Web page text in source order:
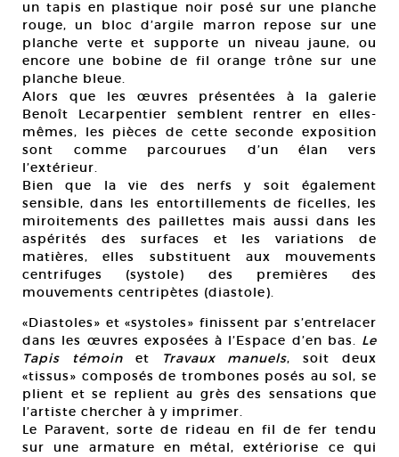
un tapis en plastique noir posé sur une planche
rouge, un bloc d’argile marron repose sur une
planche verte et supporte un niveau jaune, ou
encore une bobine de fil orange trône sur une
planche bleue.
Alors que les œuvres présentées à la galerie
Benoît Lecarpentier semblent rentrer en elles-
mêmes, les pièces de cette seconde exposition
sont comme parcourues d’un élan vers
l’extérieur.
Bien que la vie des nerfs y soit également
sensible, dans les entortillements de ficelles, les
miroitements des paillettes mais aussi dans les
aspérités des surfaces et les variations de
matières, elles substituent aux mouvements
centrifuges (systole) des premières des
mouvements centripètes (diastole).
«Diastoles» et «systoles» finissent par s’entrelacer
dans les œuvres exposées à l’Espace d’en bas. Le
Tapis témoinet Travaux manuels, soit deux
«tissus» composés de trombones posés au sol, se
plient et se replient au grès des sensations que
l’artiste chercher à y imprimer.
Le Paravent, sorte de rideau en fil de fer tendu
sur une armature en métal, extériorise ce qui